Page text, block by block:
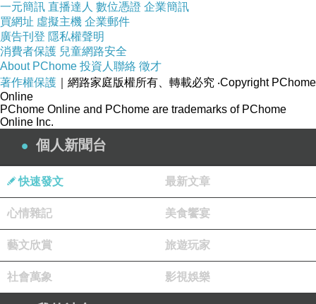
(37.5%)。
此40位病人皆完成
副作用也未中斷停藥者。療程結束所有病人皆測
不到病毒(100%)，停藥 12周後有一例病毒復發，
依照C肝治療定義治癒率為97.5%，此病人在停藥
病人全部治癒。
為讓更多Ｃ肝病患接受口服新藥治療，健保
署決定放寬Ｃ肝新藥給付規定，未來肝纖維化程
度F3及
日起不必先經過干擾素及
一元簡訊 直播達人 數位憑證 企業簡訊
買網址 虛擬主機 企業郵件
廣告刊登 隱私權聲明
消費者保護 兒童網路安全
About PChome 投資人聯絡 徵才
著作權保護 ｜網路家庭版權所有、轉載必究 ‧Copyright PChome
Online
PChome Online and PChome are trademarks of PChome
Online Inc.
個人新聞台
快速發文 最新文章
心情雜記 美食饗宴
藝文欣賞 旅遊玩家
社會萬象 影視娛樂